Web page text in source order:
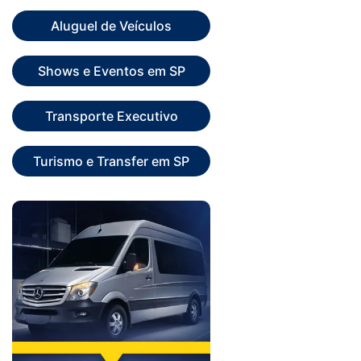
Aluguel de Veículos
Shows e Eventos em SP
Transporte Executivo
Turismo e Transfer em SP